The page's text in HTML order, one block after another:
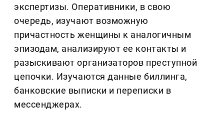
экспертизы. Оперативники, в свою
очередь, изучают возможную
причастность женщины к аналогичным
эпизодам, анализируют ее контакты и
разыскивают организаторов преступной
цепочки. Изучаются данные биллинга,
банковские выписки и переписки в
мессенджерах.